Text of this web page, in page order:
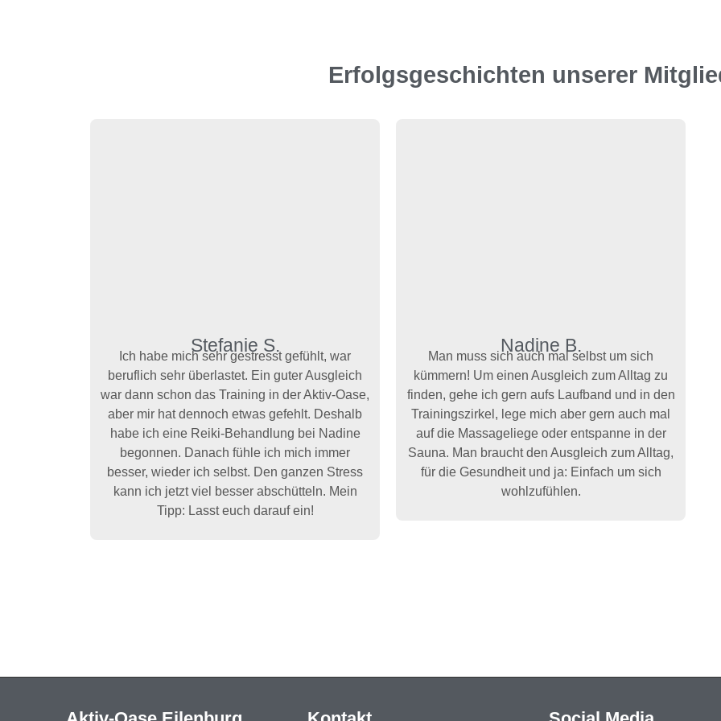
Erfolgsgeschichten unserer
Stefanie S.
Ich habe mich sehr gestresst gefühlt, war
beruflich sehr überlastet. Ein guter Ausgleich
war dann schon das Training in der Aktiv-Oase,
aber mir hat dennoch etwas gefehlt. Deshalb
habe ich eine Reiki-Behandlung bei Nadine
begonnen. Danach fühle ich mich immer
besser, wieder ich selbst. Den ganzen Stress
kann ich jetzt viel besser abschütteln. Mein
Tipp: Lasst euch darauf ein!
Nadine B.
Man muss sich auch mal selbst um sich
kümmern! Um einen Ausgleich zum Alltag zu
finden, gehe ich gern aufs Laufband und in den
Trainingszirkel, lege mich aber gern auch mal
auf die Massageliege oder entspanne in der
Sauna. Man braucht den Ausgleich zum Alltag,
für die Gesundheit und ja: Einfach um sich
wohlzufühlen.